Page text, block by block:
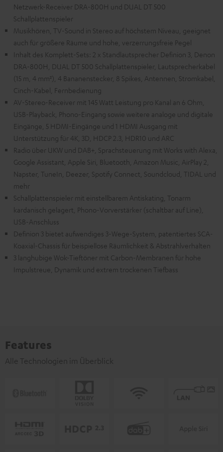
Netzwerk-Receiver DRA-800H und DUAL DT 500
Schallplattenspieler
Musikhören, TV-Sound in Stereo auf höchstem Niveau, geeignet
auch für größere Räume und hohe, verzerrungsfreie Pegel
Inhalt des Komplett-Sets: 2 x Standlautsprecher Definion 3, Denon
DRA-800H, DUAL DT 500 Schallplattenspieler, Lautsprecherkabel
(15 m, 4 mm²), 4 Bananenstecker, 8 Spikes, Antennen, Stromkabel,
Cinch-Kabel, Fernbedienung
AV-Stereo-Receiver mit 145 Watt Leistung pro Kanal an 6 Ohm,
USB-Playback, Phono-Eingang sowie weitere analoge und digitale
Eingänge, 5 HDMI-Eingänge und 1 HDMI Ausgang mit
Unterstützung für 4K, 3D, HDCP 2.3, HDR10 und ARC
Radio über UKW und DAB+, Sprachsteuerung mit Works with Alexa,
Google Assistant, Apple Siri, Bluetooth, Amazon Music, AirPlay 2,
Napster, TuneIn, Deezer, Spotify Connect, Soundcloud, TIDAL und
mehr
Schallplattenspieler mit einstellbarem Antiskating, Tonarm
kardanisch gelagert, Phono-Vorverstärker (schaltbar auf Line),
USB-Anschluss
Definion 3 bietet aufwendiges 3-Wege-System, patentiertes SCA-
Koaxial-Chassis für beispiellose Räumlichkeit & Abstrahlverhalten
3 langhubige Wok-Tieftöner mit Carbon-Membranen für hohe
Impulstreue, Dynamik und extrem trockenen Tiefbass
Features
Alle Technologien im Überblick